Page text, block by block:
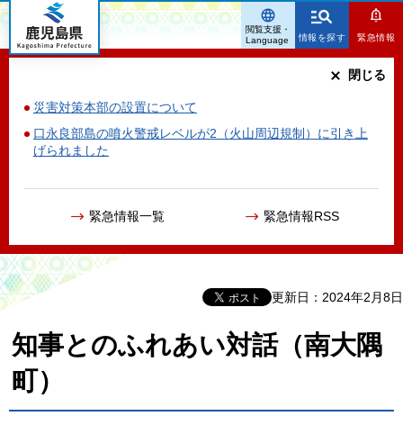
鹿児島県
情報を探す 緊急情報
災害対策本部の設置について
口永良部島の噴火警戒レベルが2（火山周辺規制）に引き上
げられました
緊急情報一覧 緊急情報RSS
閉じる
閲覧支援・
Language
更新日：2024年2月8日
知事とのふれあい対話（南大隅
町）